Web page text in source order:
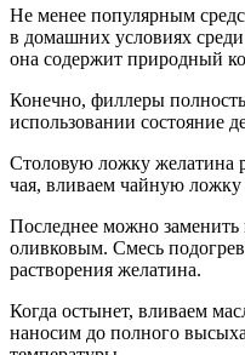
Не менее популярным
в домашних условиях
она содержит природный
Конечно, филлеры
использовании состояние
Столовую ложку желатина
чая, вливаем чайную
Последнее можно
оливковым. Смесь
растворения желатина.
Когда остынет, вливаем
наносим до полного